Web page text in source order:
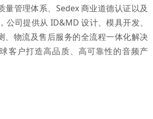
量管理体系、Sedex 商业道德认证以及
公司提供从 ID&MD 设计、模具开发、
、物流及售后服务的全流程一体化解决
客户打造高品质、高可靠性的音频产